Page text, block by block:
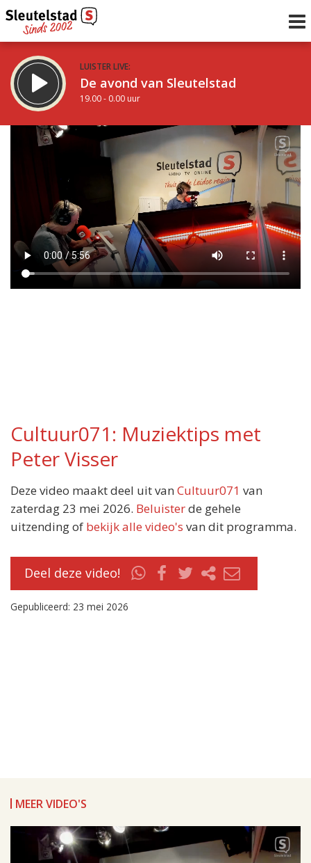
LUISTER LIVE:
De avond van Sleutelstad
19.00 - 0.00 uur
STRAKS:
De nacht van Sleutelstad
uur 1 van 0 Volgend uur
Inklappen
Cultuur071: Muziektips met
Peter Visser
Deze video maakt deel uit van Cultuur071 van
zaterdag 23 mei 2026. Beluisterde gehele
uitzending of bekijk alle video's van dit programma.
Deel deze video!
Gepubliceerd: 23 mei 2026
MEER VIDEO'S